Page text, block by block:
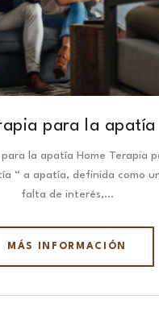
para la apatía
la apatía Home Terapia
“ a apatía, definida como
falta de interés,…
MÁS INFORMACIÓN